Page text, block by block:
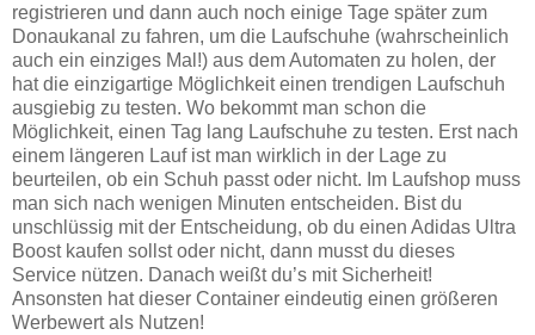
registrieren und dann auch noch einige Tage später zum
Donaukanal zu fahren, um die Laufschuhe (wahrscheinlich
auch ein einziges Mal!) aus dem Automaten zu holen, der
hat die einzigartige Möglichkeit einen trendigen Laufschuh
ausgiebig zu testen. Wo bekommt man schon die
Möglichkeit, einen Tag lang Laufschuhe zu testen. Erst nach
einem längeren Lauf ist man wirklich in der Lage zu
beurteilen, ob ein Schuh passt oder nicht. Im Laufshop muss
man sich nach wenigen Minuten entscheiden. Bist du
unschlüssig mit der Entscheidung, ob du einen Adidas Ultra
Boost kaufen sollst oder nicht, dann musst du dieses
Service nützen. Danach weißt du’s mit Sicherheit!
Ansonsten hat dieser Container eindeutig einen größeren
Werbewert als Nutzen!